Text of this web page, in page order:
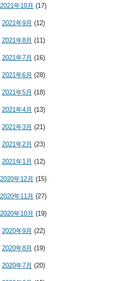
2021年10月 (17)
2021年9月 (12)
2021年8月 (11)
2021年7月 (16)
2021年6月 (28)
2021年5月 (18)
2021年4月 (13)
2021年3月 (21)
2021年2月 (23)
2021年1月 (12)
2020年12月 (15)
2020年11月 (27)
2020年10月 (19)
2020年9月 (22)
2020年8月 (19)
2020年7月 (20)